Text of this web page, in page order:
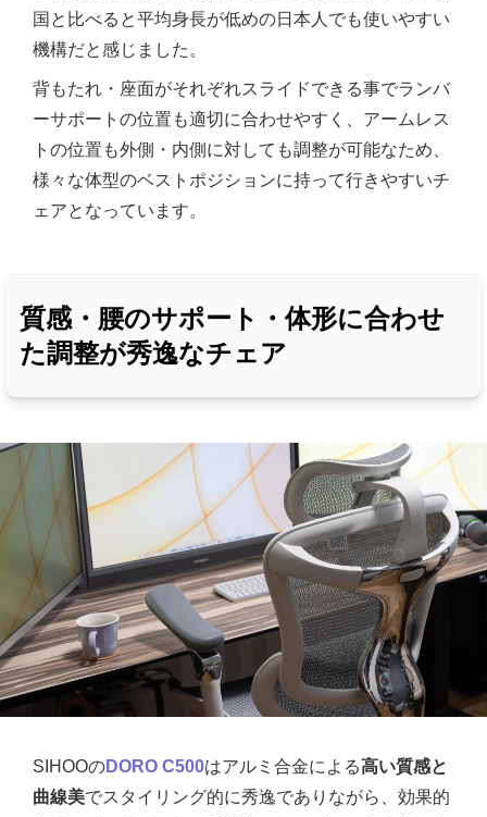
国と比べると平均身長が低めの日本人でも使いやすい
機構だと感じました。
背もたれ・座面がそれぞれスライドできる事でランバ
ーサポートの位置も適切に合わせやすく、アームレス
トの位置も外側・内側に対しても調整が可能なため、
様々な体型のベストポジションに持って行きやすいチ
ェアとなっています。
質感・腰のサポート・体形に合わせ
た調整が秀逸なチェア
SIHOOのDORO C500はアルミ合金による高い質感と
曲線美でスタイリング的に秀逸でありながら、効果的